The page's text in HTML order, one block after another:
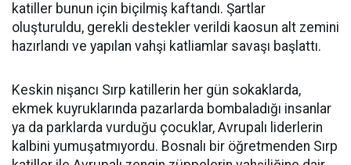
katiller bunun için biçilmiş kaftandı. Şartlar
oluşturuldu, gerekli destekler verildi kaosun alt zemini
hazırlandı ve yapılan vahşi katliamlar savaşı başlattı.
Keskin nişancı Sırp katillerin her gün sokaklarda,
ekmek kuyruklarında pazarlarda bombaladığı insanlar
ya da parklarda vurduğu çocuklar, Avrupalı liderlerin
kalbini yumuşatmıyordu. Bosnalı bir öğretmenden Sırp